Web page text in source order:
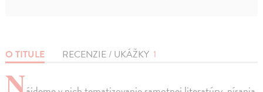
O TITULE RECENZIE / UKÁŽKY 1
N